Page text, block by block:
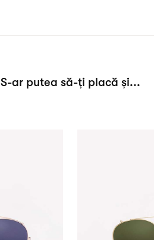
S-ar putea să-ți placă și...